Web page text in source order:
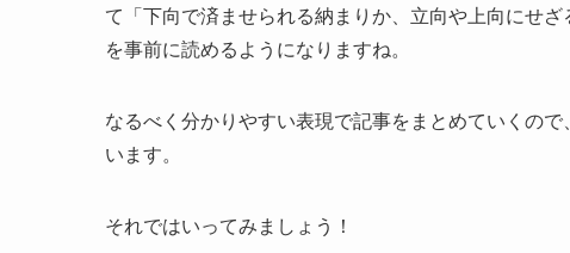
て「下向で済ませられる納まりか、立向や上向にせ
を事前に読めるようになりますね。
なるべく分かりやすい表現で記事をまとめていくの
います。
それではいってみましょう！